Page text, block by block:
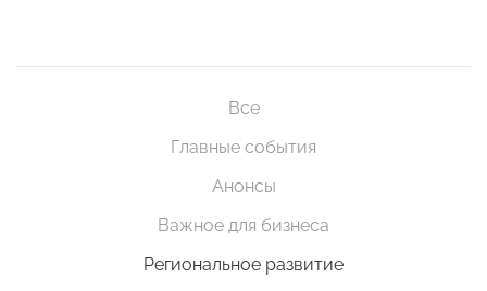
Все
Главные события
Анонсы
Важное для бизнеса
Региональное развитие